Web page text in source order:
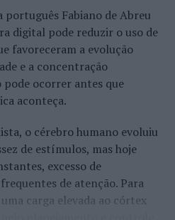
Fabiano de Abreu
digital pode reduzir o uso de
favoreceram a evolução
e a concentração
pode ocorrer antes que
aconteça.
o cérebro humano evoluiu
de estímulos, mas hoje
excesso de
de atenção. Para
carga elevada ao córtex